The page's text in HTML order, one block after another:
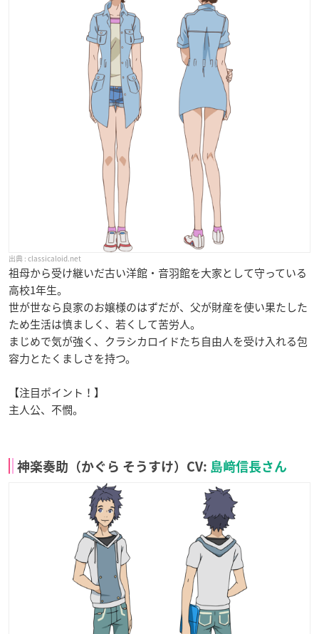
classicaloid.net
祖母から受け継いだ古い洋館・音羽館を大家として守っている
高校1年生。
世が世なら良家のお嬢様のはずだが、父が財産を使い果たした
ため生活は慎ましく、若くして苦労人。
まじめで気が強く、クラシカロイドたち自由人を受け入れる包
容力とたくましさを持つ。
【注目ポイント！】
主人公、不憫。
神楽奏助（かぐら そうすけ）CV: 島﨑信長さん